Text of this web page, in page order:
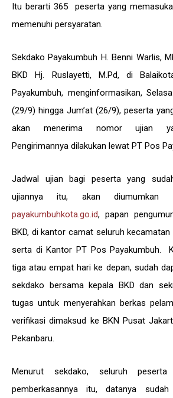
Itu berarti 365 peserta yang
memenuhi persyaratan.
Sekdako Payakumbuh H. Benni Warlis,
BKD Hj. Ruslayetti, M.Pd, di
Payakumbuh, menginformasikan,
(29/9) hingga Jum’at (26/9), peserta
akan menerima nomor ujian
Pengirimannya dilakukan lewat PT Pos
Jadwal ujian bagi peserta yang
ujiannya itu, akan
payakumbuhkota.go.id, papan
BKD, di kantor camat seluruh
serta di Kantor PT Pos Payakumbuh.
tiga atau empat hari ke depan, sudah
sekdako bersama kepala BKD dan
tugas untuk menyerahkan berkas
verifikasi dimaksud ke BKN Pusat
Pekanbaru.
Menurut sekdako, seluruh
pemberkasannya itu, datanya